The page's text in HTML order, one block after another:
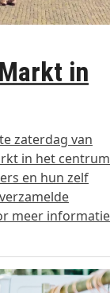
in
zaterdag van
in het centrum
en hun zelf
meer informatie